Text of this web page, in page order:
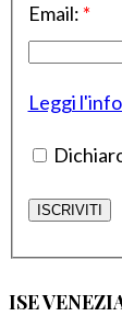
Email: *
Leggi
ISE